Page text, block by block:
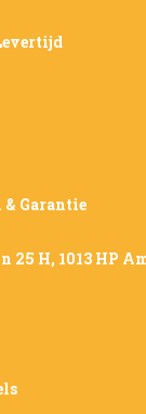
& Garantie
25 H, 1013 HP